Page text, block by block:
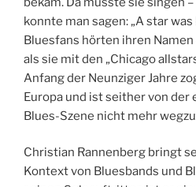
konnte man sagen: „A star
Bluesfans hörten ihren
als sie mit den „Chicago
Anfang der Neunziger Jahre
Europa und ist seither von der
Blues-Szene nicht mehr
Christian Rannenberg bringt
Kontext von Bluesbands und